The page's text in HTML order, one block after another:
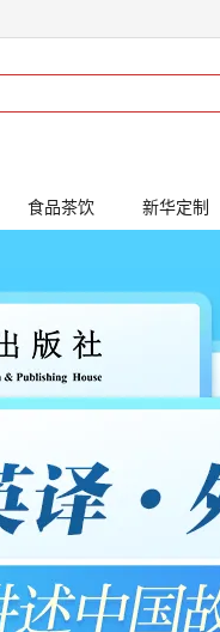
食品茶饮 新华定制